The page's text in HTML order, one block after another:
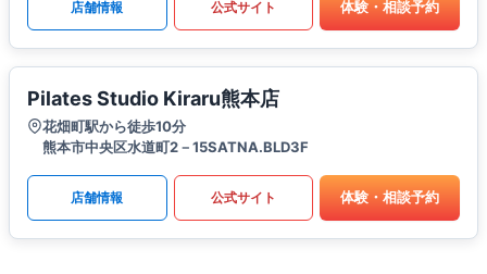
店舗情報 公式サイト 体験・相談予約
Pilates Studio Kiraru熊本店
花畑町駅から徒歩10分
熊本市中央区水道町2－15SATNA.BLD3F
店舗情報 公式サイト 体験・相談予約